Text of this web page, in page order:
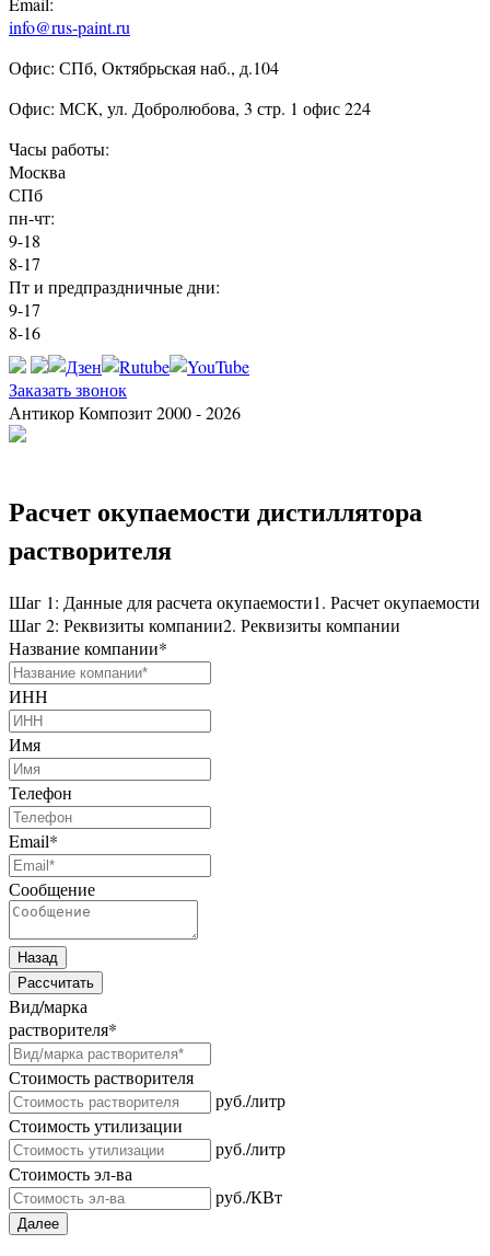
info@rus-paint.ru
Офис: СПб, Октябрьская наб., д.104
Офис: МСК, ул. Добролюбова, 3 стр. 1 офис 224
Часы работы:
Москва
СПб
пн-чт:
9-18
8-17
Пт и предпраздничные дни:
9-17
8-16
Заказать звонок
Антикор Композит 2000 - 2026
Расчет окупаемости дистиллятора
растворителя
Шаг 1: Данные для расчета окупаемости1. Расчет окупаемости
Шаг 2: Реквизиты компании2. Реквизиты компании
Название компании*
ИНН
Имя
Телефон
Email*
Сообщение
Назад
Рассчитать
Вид/марка
растворителя*
Стоимость растворителя
руб./литр
Стоимость утилизации
руб./литр
Стоимость эл-ва
руб./КВт
Далее